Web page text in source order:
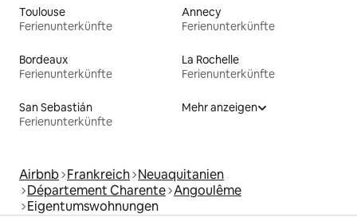
Toulouse
Ferienunterkünfte
Annecy
Ferienunterkünfte
Bordeaux
Ferienunterkünfte
La Rochelle
Ferienunterkünfte
San Sebastián
Ferienunterkünfte
Mehr anzeigen
Airbnb Frankreich Neuaquitanien
Département Charente Angoulême
Eigentumswohnungen